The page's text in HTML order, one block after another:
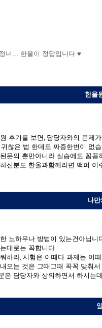
너... 한울이 정답입니다 ♥
한울
후기를 보면
담당자와의 문제
귀찮은 법 한데도 짜증한번이 없
문의 뿐만아니라 실습에도 꼼
신분도 한울과함께라면 백퍼 이
나
노하우나 방법이 있는건아닙니
대로는 꼭합니다
하라, 시험은 이때다 과제는 이
오는 것은 그때그때 꼭꼭 맞춰
은 담당자와 상의하면서 하시는